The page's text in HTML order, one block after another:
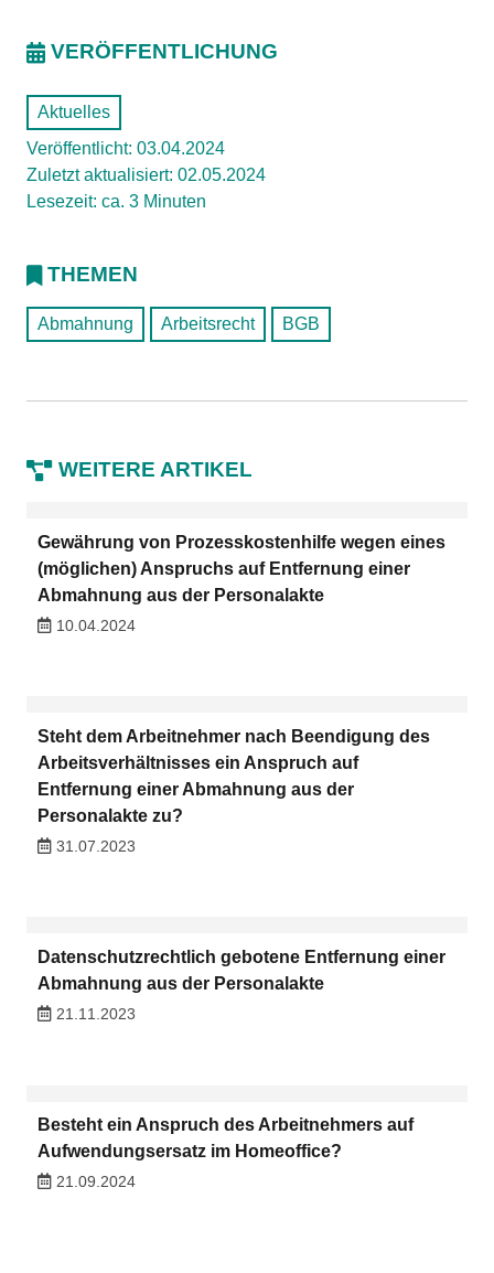
VERÖFFENTLICHUNG
Aktuelles
Veröffentlicht: 03.04.2024
Zuletzt aktualisiert: 02.05.2024
Lesezeit: ca. 3 Minuten
THEMEN
Abmahnung Arbeitsrecht BGB
WEITERE ARTIKEL
Gewährung von Prozesskostenhilfe wegen eines
(möglichen) Anspruchs auf Entfernung einer
Abmahnung aus der Personalakte
10.04.2024
Steht dem Arbeitnehmer nach Beendigung des
Arbeitsverhältnisses ein Anspruch auf
Entfernung einer Abmahnung aus der
Personalakte zu?
31.07.2023
Datenschutzrechtlich gebotene Entfernung einer
Abmahnung aus der Personalakte
21.11.2023
Besteht ein Anspruch des Arbeitnehmers auf
Aufwendungsersatz im Homeoffice?
21.09.2024